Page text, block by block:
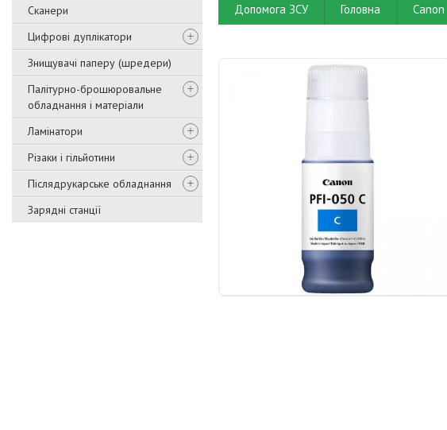
Сканери
Цифрові дуплікатори
Знищувачі паперу (шредери)
Палітурно-брошюровальне
обладнання і матеріали
Ламінатори
Різаки і гільйотини
Післядрукарське обладнання
Зарядні станції
Допомога ЗСУ Головна Canon